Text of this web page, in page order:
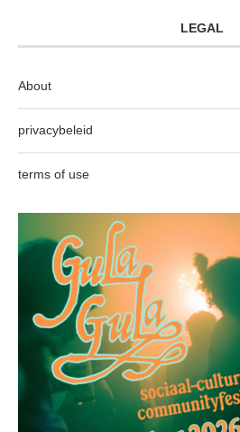
LEGAL
About
privacybeleid
terms of use